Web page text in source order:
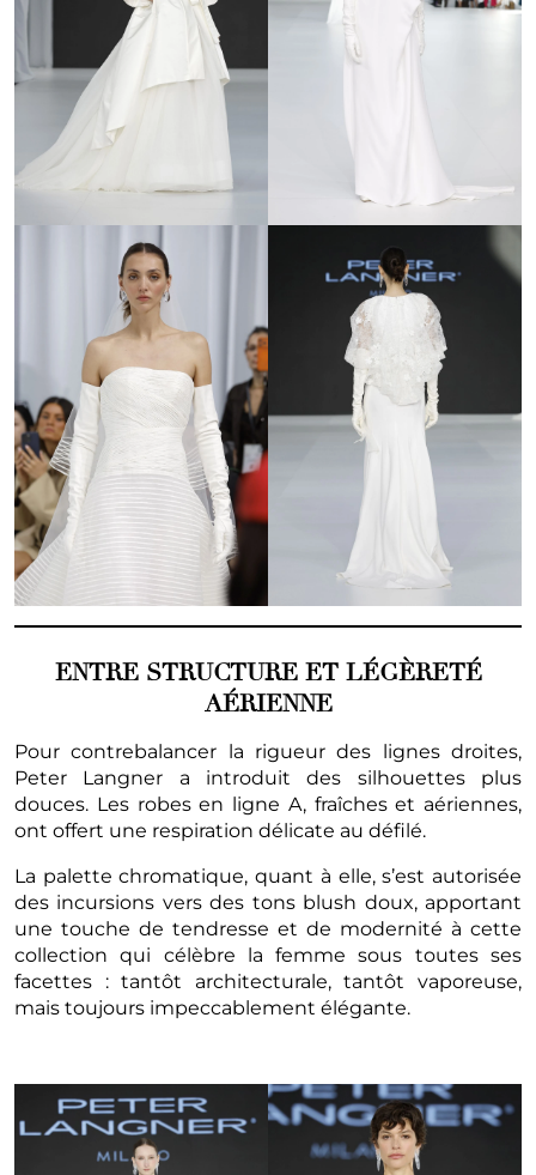
ENTRE STRUCTURE ET LÉGÈRETÉ
AÉRIENNE
Pour contrebalancer la rigueur des lignes droites,
Peter Langner a introduit des silhouettes plus
douces. Les robes en ligne A, fraîches et aériennes,
ont offert une respiration délicate au défilé.
La palette chromatique, quant à elle, s’est autorisée
des incursions vers des tons blush doux, apportant
une touche de tendresse et de modernité à cette
collection qui célèbre la femme sous toutes ses
facettes : tantôt architecturale, tantôt vaporeuse,
mais toujours impeccablement élégante.